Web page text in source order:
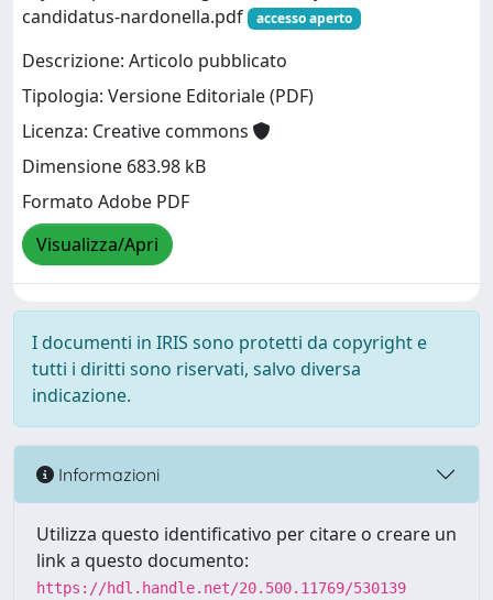
candidatus-nardonella.pdf
accesso aperto
Descrizione: Articolo pubblicato
Tipologia: Versione Editoriale (PDF)
Licenza: Creative commons
Dimensione 683.98 kB
Formato Adobe PDF
Visualizza/Apri
I documenti in IRIS sono protetti da copyright e
tutti i diritti sono riservati, salvo diversa
indicazione.
Informazioni
Utilizza questo identificativo per citare o creare un
link a questo documento:
https://hdl.handle.net/20.500.11769/530139